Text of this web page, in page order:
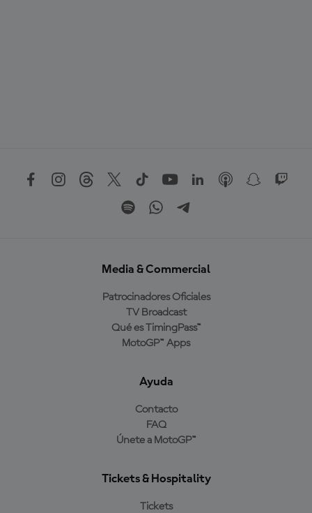
Media & Commercial
Patrocinadores Oficiales
TV Broadcast
Qué es TimingPass™
MotoGP™ Apps
Ayuda
Contacto
FAQ
Únete a MotoGP™
Tickets & Hospitality
Tickets